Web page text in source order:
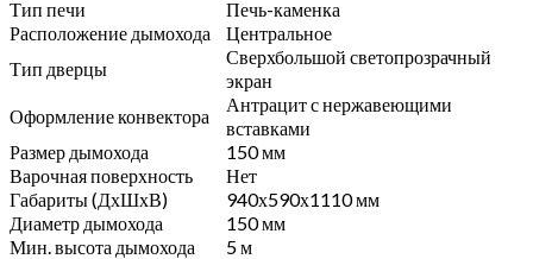
Тип печи
Печь-каменка
Расположение дымохода
Центральное
Тип дверцы
Сверхбольшой светопрозрачный
экран
Оформление конвектора
Антрацит с нержавеющими
вставками
Размер дымохода
150 мм
Варочная поверхность
Нет
Габариты (ДхШхВ)
940х590х1110 мм
Диаметр дымохода
150 мм
Мин. высота дымохода
5 м